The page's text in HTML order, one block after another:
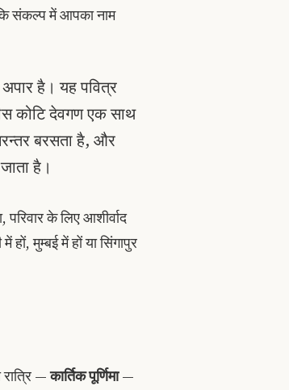
संकल्प में आपका नाम
है। यह पवित्र
कोटि देवगण एक साथ
बरसता है, और
है।
के लिए आशीर्वाद
मुम्बई में हों या सिंगापुर
रात्रि —कार्तिक पूर्णिमा—